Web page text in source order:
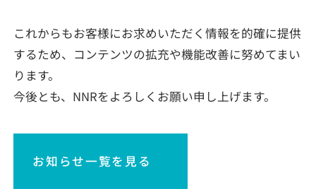
これからもお客様にお求めいただく情報を的確に提供
するため、コンテンツの拡充や機能改善に努めてまい
ります。
今後とも、NNRをよろしくお願い申し上げます。
お知らせ一覧を見る